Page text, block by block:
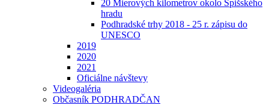
20 Mierových kilometrov okolo Spišského
hradu
Podhradské trhy 2018 - 25 r. zápisu do
UNESCO
2019
2020
2021
Oficiálne návštevy
Videogaléria
Občasník PODHRADČAN